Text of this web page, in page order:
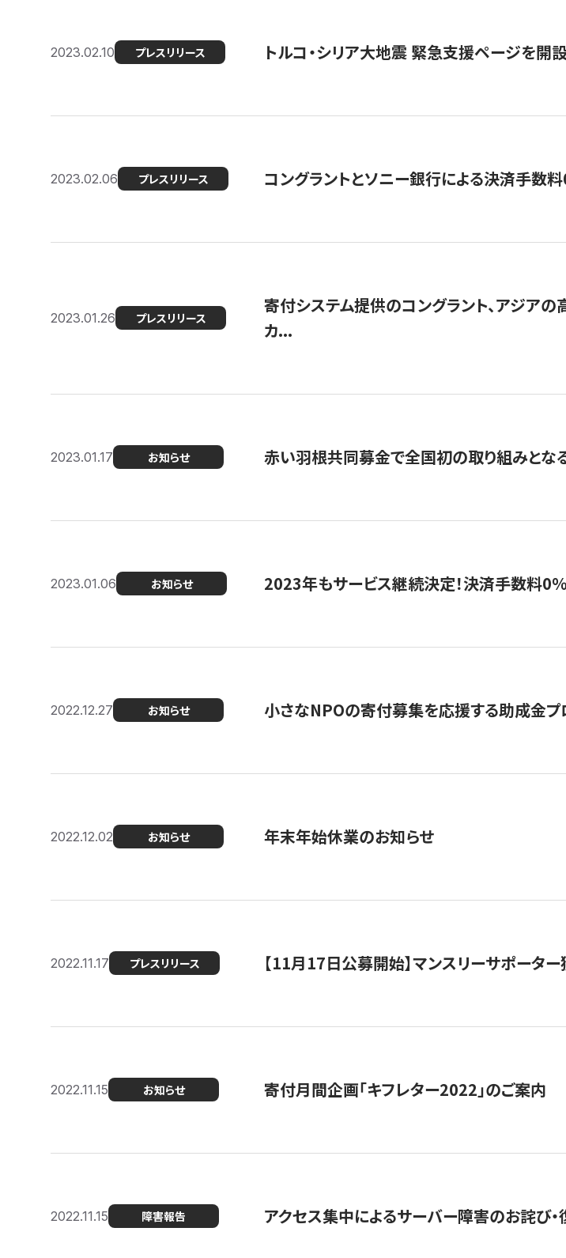
2023.02.10 プレスリリース トルコ・シリア大地震 緊急支援ページを開
2023.02.06 プレスリリース コングラントとソニー銀行による決済手数
2023.01.26 プレスリリース
寄付システム提供のコングラント、アジア
カ...
2023.01.17 お知らせ 赤い羽根共同募金で全国初の取り組みとな
2023.01.06 お知らせ 2023年もサービス継続決定！決済手数料0
2022.12.27 お知らせ 小さなNPOの寄付募集を応援する助成金プ
2022.12.02 お知らせ 年末年始休業のお知らせ
2022.11.17 プレスリリース 【11月17日公募開始】マンスリーサポータ
2022.11.15 お知らせ 寄付月間企画「キフレター2022」のご案内
2022.11.15 障害報告 アクセス集中によるサーバー障害のお詫び